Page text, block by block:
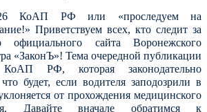
КоАП РФ или «проследуем на
Приветствуем всех, кто следит за
официального сайта Воронежского
«ЗаконЪ»! Тема очередной публикации
РФ, которая законодательно
будет, если водителя заподозрили в
от прохождения медицинского
Давайте вначале обратимся к